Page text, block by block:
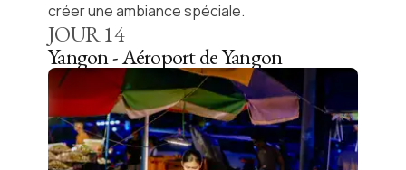
créer une ambiance spéciale.
JOUR14
Yangon - Aéroport de Yangon